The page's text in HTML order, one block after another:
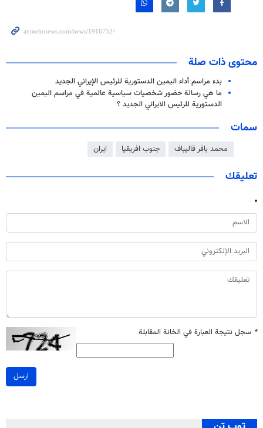
محتوى ذات صلة
بدء مراسم أداء اليمين الدستورية للرئيس الإيراني الجديد
ما هي رسالة حضور شخصيات سياسية عالمية في مراسم اليمين
الدستورية للرئيس الايراني الجديد ؟
سمات
محمد باقر قاليباف جنوب افريقيا ايران
تعليقك
* سجل نتيجة العبارة في الخانة المقابلة
ارسل